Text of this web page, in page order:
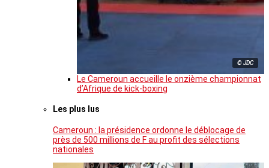
© JDC
Le Cameroun accueille le onzième championnat
d’Afrique de kick-boxing
Les plus lus
Cameroun : la présidence ordonne le déblocage de
près de 500 millions de F au profit des sélections
nationales